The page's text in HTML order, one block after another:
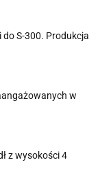
S-300. Produkcja
w
z wysokości 4